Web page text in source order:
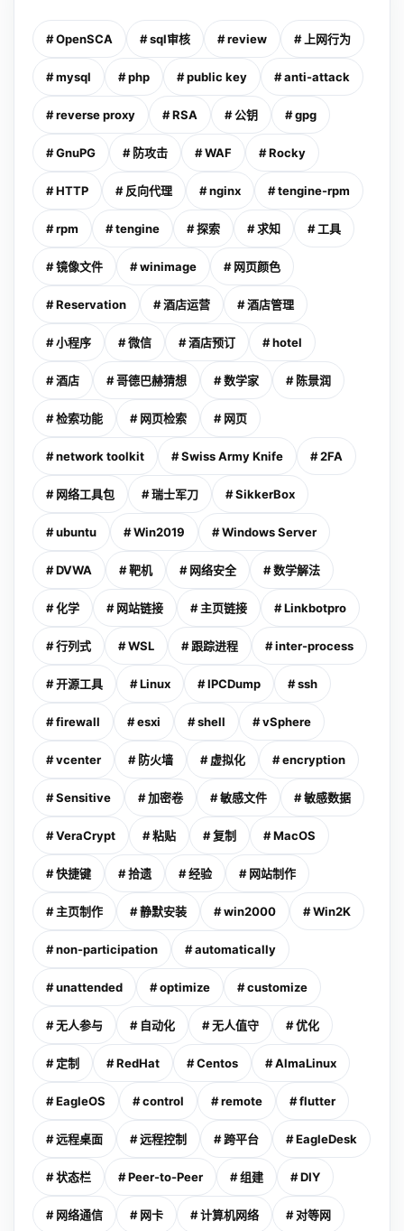
# OpenSCA # sql审核 # review # 上网行为
# mysql # php # public key # anti-attack
# reverse proxy # RSA # 公钥 # gpg
# GnuPG # 防攻击 # WAF # Rocky
# HTTP # 反向代理 # nginx # tengine-rpm
# rpm # tengine # 探索 # 求知 # 工具
# 镜像文件 # winimage # 网页颜色
# Reservation # 酒店运营 # 酒店管理
# 小程序 # 微信 # 酒店预订 # hotel
# 酒店 # 哥德巴赫猜想 # 数学家 # 陈景润
# 检索功能 # 网页检索 # 网页
# network toolkit # Swiss Army Knife # 2FA
# 网络工具包 # 瑞士军刀 # SikkerBox
# ubuntu # Win2019 # Windows Server
# DVWA # 靶机 # 网络安全 # 数学解法
# 化学 # 网站链接 # 主页链接 # Linkbotpro
# 行列式 # WSL # 跟踪进程 # inter-process
# 开源工具 # Linux # IPCDump # ssh
# firewall # esxi # shell # vSphere
# vcenter # 防火墙 # 虚拟化 # encryption
# Sensitive # 加密卷 # 敏感文件 # 敏感数据
# VeraCrypt # 粘贴 # 复制 # MacOS
# 快捷键 # 拾遗 # 经验 # 网站制作
# 主页制作 # 静默安装 # win2000 # Win2K
# non-participation # automatically
# unattended # optimize # customize
# 无人参与 # 自动化 # 无人值守 # 优化
# 定制 # RedHat # Centos # AlmaLinux
# EagleOS # control # remote # flutter
# 远程桌面 # 远程控制 # 跨平台 # EagleDesk
# 状态栏 # Peer-to-Peer # 组建 # DIY
# 网络通信 # 网卡 # 计算机网络 # 对等网